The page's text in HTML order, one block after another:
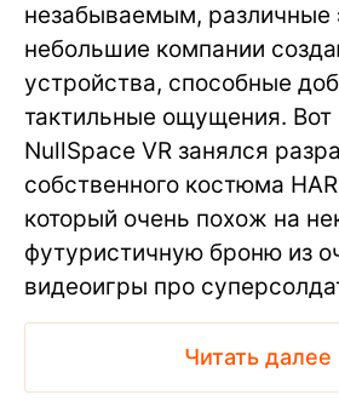
незабываемым, различные
небольшие компании
устройства, способные
тактильные ощущения. Вот
NullSpace VR занялся
собственного костюма
который очень похож на
футуристичную броню из
видеоигры про
Читать далее